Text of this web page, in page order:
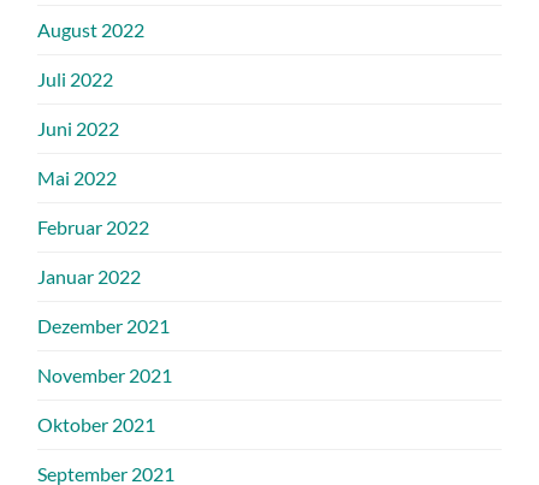
August 2022
Juli 2022
Juni 2022
Mai 2022
Februar 2022
Januar 2022
Dezember 2021
November 2021
Oktober 2021
September 2021